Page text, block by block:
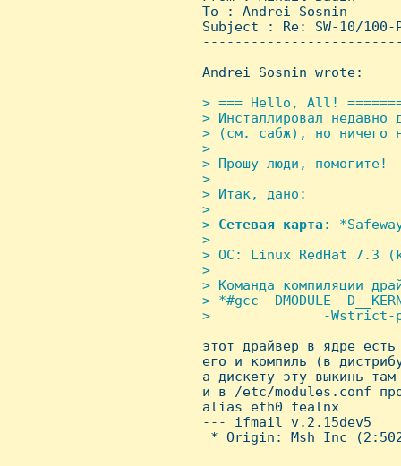
To : Andrei Sosnin
Subject : Re: SW-10/100-
Andrei Sosnin wrote:
> === Hello, All!
> Инсталлировал
> (см. сабж), но ничего
>
> Прошу люди, помогите!
>
> Итак, дано:
>
> Сетевая карта:
>
> ОС: Linux RedHat 7.3
>
> Команда компиляции
> *#gcc -DMODULE -
>              -Wstrict-
этот драйвер в ядре
его и компиль (в
а дискету эту выкинь-там
и в /etc/modules.conf
alias eth0 fealnx
--- ifmail v.2.15dev5
* Origin: Msh Inc